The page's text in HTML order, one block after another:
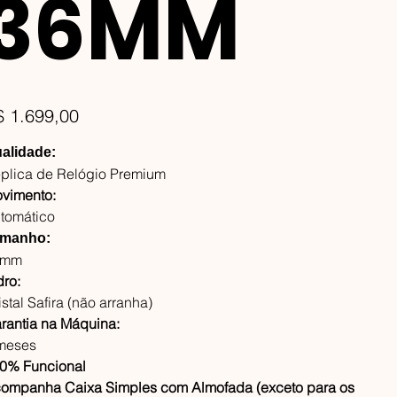
1.699,00
de Relógio Premium
Safira (não arranha)
na Máquina:
Funcional
Caixa Simples com Almofada (exceto para os